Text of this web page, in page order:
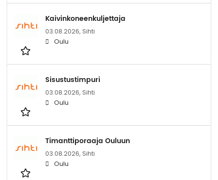
Kaivinkoneenkuljettaja
03.08.2026, Sihti
Oulu
Sisustustimpuri
03.08.2026, Sihti
Oulu
Timanttiporaaja Ouluun
03.08.2026, Sihti
Oulu